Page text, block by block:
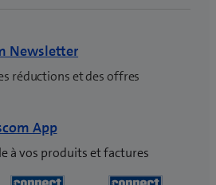
Newsletter
réductions et des offres
App
à vos produits et factures